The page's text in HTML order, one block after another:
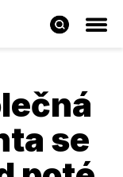
se